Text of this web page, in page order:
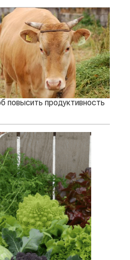
повысить продуктивность